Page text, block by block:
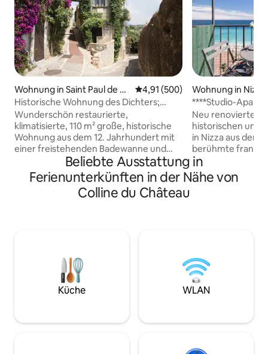
Wohnung in Saint Paul de Ve
nce
Durchschnittliche Bewertung:
4,91 (500)
Historische Wohnung des Dichters;
Heimat von Jacques Prevert
Wunderschön restaurierte,
klimatisierte, 110 m² große, historische
Wohnung aus dem 12. Jahrhundert mit
einer freistehenden Badewanne und
einer mit Jasmin bewachsenen Terrasse
mit Blick auf das Meer und die Berge im
Herzen eines mittelalterlichen Dorfes. In
den 1940er Jahren war der legendäre
Südfrankreich gefeiert und auf
Remodelista vorgestellt – einer
renommierten Website für Design,
Architektur und Innenausstattung
Wohnung in Nizza
****Studio-
BALKON****
Neu renovierte
historischen und
in Nizza aus dem
berühmte
Matisse lebte und
Meisterwerke wie
malte.
Einkaufsvierteln
und hell, da die
ausgerichtet ist.
(344 ft²)
Beliebte Ausstattung in
Ferienunterkünften in der Nähe von
Colline du Château
Küche WLAN